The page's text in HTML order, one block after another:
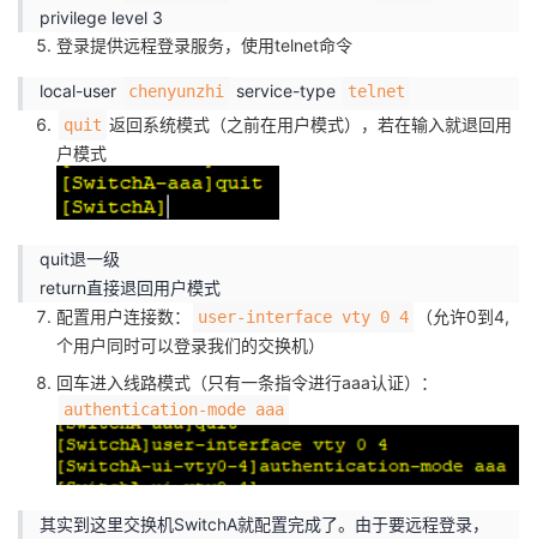
程
认
的
验
我
收
藏
支
声
议
privilege level 3
登录提供远程登录服务，使用telnet命令
local-user chenyunzhi service-type
telnet
quit 返回系统模式（之前在用户模式），若在输入就退回用
户模式
quit退一级
return直接退回用户模式
配置用户连接数：
user-interface vty 0 4
（允许0到4,
个用户同时可以登录我们的交换机）
回车进入线路模式（只有一条指令进行aaa认证）：
authentication-mode aaa
其实到这里交换机SwitchA就配置完成了。由于要远程登录，